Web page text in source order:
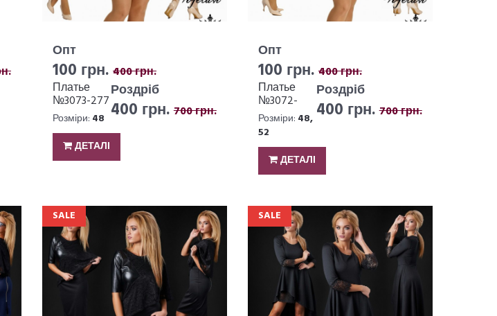
Опт
100 грн. 400 грн.
Роздріб
400 грн. 700 грн.
Платье
№3073-277
Розміри: 48
ДЕТАЛІ
Опт
100 грн. 400 грн.
Роздріб
400 грн. 700 грн.
Платье
№3072-
277
Розміри: 48,
52
ДЕТАЛІ
SALE SALE